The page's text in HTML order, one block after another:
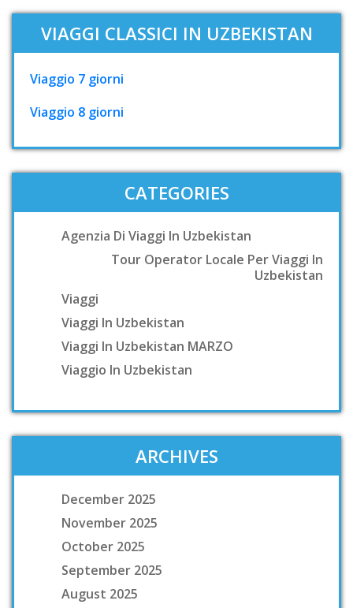
VIAGGI CLASSICI IN UZBEKISTAN
Viaggio 7 giorni
Viaggio 8 giorni
CATEGORIES
Agenzia Di Viaggi In Uzbekistan
Tour Operator Locale Per Viaggi In
Uzbekistan
Viaggi
Viaggi In Uzbekistan
Viaggi In Uzbekistan MARZO
Viaggio In Uzbekistan
ARCHIVES
December 2025
November 2025
October 2025
September 2025
August 2025